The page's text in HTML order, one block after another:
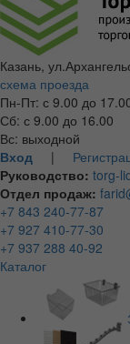
Казань,
схема проезда
Пн-Пт: с 9.00 до
Сб: с 9.00 до 16.00
Вс: выходной
Вход |
Руководство: torg-
Отдел продаж:
+7 843 240-77-87
+7 927 410-77-30
+7 937 288 40-92
Каталог